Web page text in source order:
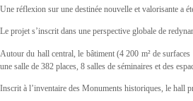
Une réflexion sur une destinée nouvelle et valorisante a
Le projet s’inscrit dans une perspective globale de
Autour du hall central, le bâtiment (4 200 m² de
une salle de 382 places, 8 salles de séminaires et des
Inscrit à l’inventaire des Monuments historiques, le hall